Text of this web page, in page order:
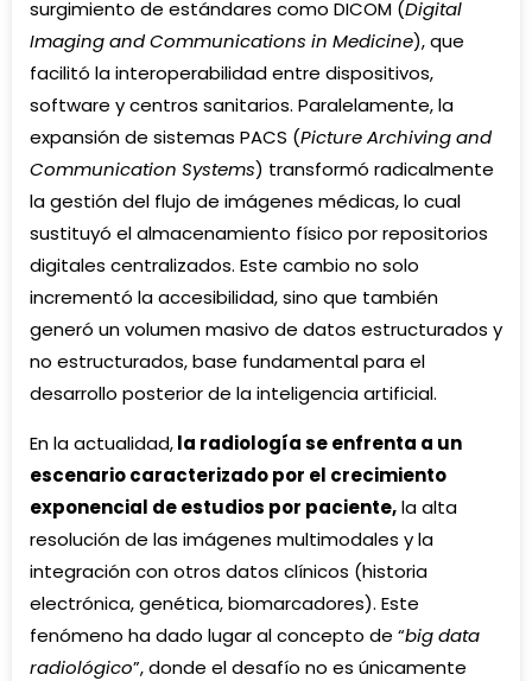
surgimiento de estándares como DICOM (Digital
Imaging and Communications in Medicine), que
facilitó la interoperabilidad entre dispositivos,
software y centros sanitarios. Paralelamente, la
expansión de sistemas PACS (Picture Archiving and
Communication Systems) transformó radicalmente
la gestión del flujo de imágenes médicas, lo cual
sustituyó el almacenamiento físico por repositorios
digitales centralizados. Este cambio no solo
incrementó la accesibilidad, sino que también
generó un volumen masivo de datos estructurados y
no estructurados, base fundamental para el
desarrollo posterior de la inteligencia artificial.
En la actualidad,la radiología se enfrenta a un
escenario caracterizado por el crecimiento
exponencial de estudios por paciente,la alta
resolución de las imágenes multimodales y la
integración con otros datos clínicos (historia
electrónica, genética, biomarcadores). Este
fenómeno ha dado lugar al concepto de “big data
radiológico”, donde el desafío no es únicamente